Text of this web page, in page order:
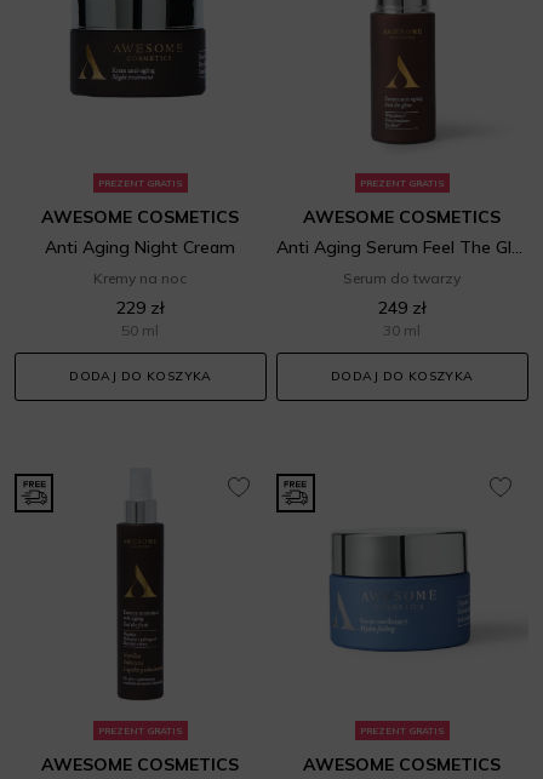
PREZENT GRATIS
AWESOME COSMETICS
Anti Aging Night Cream
Kremy na noc
229 zł
50 ml
DODAJ DO KOSZYKA
PREZENT GRATIS
AWESOME COSMETICS
Serum do twarzy
249 zł
30 ml
DODAJ DO KOSZYKA
PREZENT GRATIS
AWESOME COSMETICS
PREZENT GRATIS
AWESOME COSMETICS